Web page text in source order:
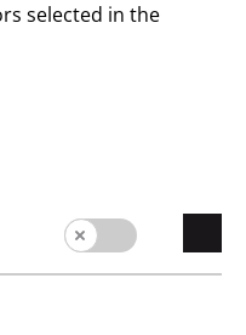
selected in the